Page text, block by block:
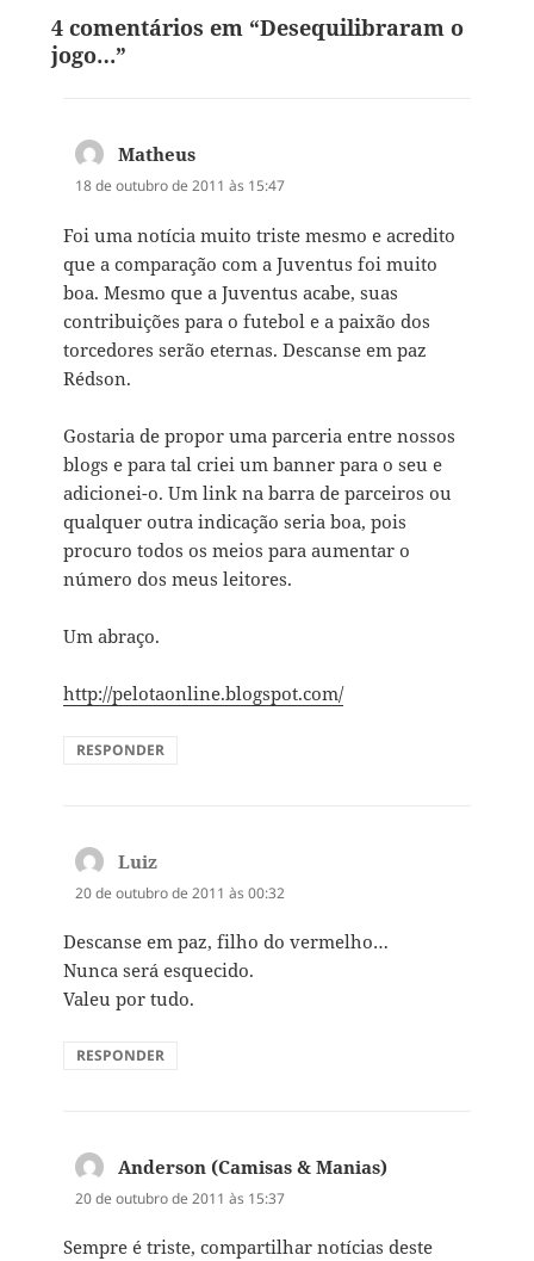
4 comentários em “Desequilibraram o
jogo…”
Matheusdisse:
18 de outubro de 2011 às 15:47
Foi uma notícia muito triste mesmo e acredito
que a comparação com a Juventus foi muito
boa. Mesmo que a Juventus acabe, suas
contribuições para o futebol e a paixão dos
torcedores serão eternas. Descanse em paz
Rédson.
Gostaria de propor uma parceria entre nossos
blogs e para tal criei um banner para o seu e
adicionei-o. Um link na barra de parceiros ou
qualquer outra indicação seria boa, pois
procuro todos os meios para aumentar o
número dos meus leitores.
Um abraço.
http://pelotaonline.blogspot.com/
RESPONDER
Luizdisse:
20 de outubro de 2011 às 00:32
Descanse em paz, filho do vermelho…
Nunca será esquecido.
Valeu por tudo.
RESPONDER
Anderson (Camisas & Manias)disse:
20 de outubro de 2011 às 15:37
Sempre é triste, compartilhar notícias deste